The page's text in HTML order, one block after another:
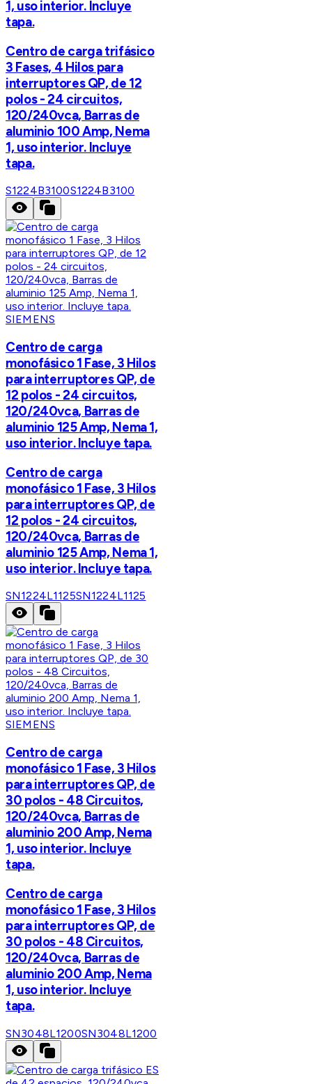
1, uso interior. Incluye
tapa.
Centro de carga trifásico
3 Fases, 4 Hilos para
interruptores QP, de 12
polos - 24 circuitos,
120/240vca, Barras de
aluminio 100 Amp, Nema
1, uso interior. Incluye
tapa.
S1224B3100S1224B3100
SIEMENS
Centro de carga
monofásico 1 Fase, 3 Hilos
para interruptores QP, de
12 polos - 24 circuitos,
120/240vca, Barras de
aluminio 125 Amp, Nema 1,
uso interior. Incluye tapa.
Centro de carga
monofásico 1 Fase, 3 Hilos
para interruptores QP, de
12 polos - 24 circuitos,
120/240vca, Barras de
aluminio 125 Amp, Nema 1,
uso interior. Incluye tapa.
SN1224L1125SN1224L1125
SIEMENS
Centro de carga
monofásico 1 Fase, 3 Hilos
para interruptores QP, de
30 polos - 48 Circuitos,
120/240vca, Barras de
aluminio 200 Amp, Nema
1, uso interior. Incluye
tapa.
Centro de carga
monofásico 1 Fase, 3 Hilos
para interruptores QP, de
30 polos - 48 Circuitos,
120/240vca, Barras de
aluminio 200 Amp, Nema
1, uso interior. Incluye
tapa.
SN3048L1200SN3048L1200